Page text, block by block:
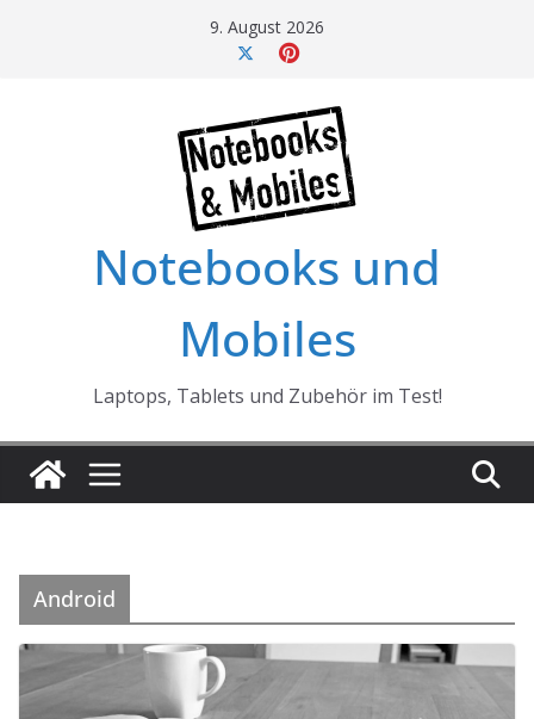
9. August 2026
Notebooks und
Mobiles
Laptops, Tablets und Zubehör im Test!
Android